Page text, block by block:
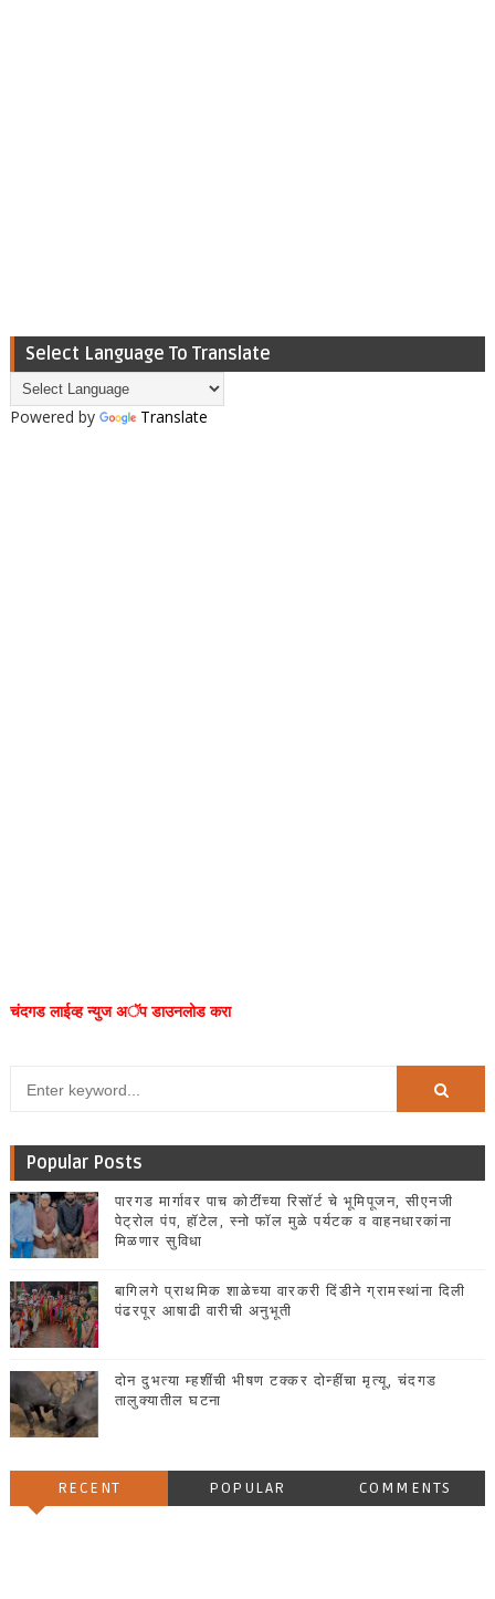
Select Language To Translate
Powered by Translate
चंदगड लाईव्ह न्युज अॅप डाउनलोड करा
Popular Posts
पारगड मार्गावर पाच कोटींच्या रिसॉर्ट चे भूमिपूजन, सीएनजी
पेट्रोल पंप, हॉटेल, स्नो फॉल मुळे पर्यटक व वाहनधारकांना
मिळणार सुविधा
बागिलगे प्राथमिक शाळेच्या वारकरी दिंडीने ग्रामस्थांना दिली
पंढरपूर आषाढी वारीची अनुभूती
दोन दुभत्या म्हशींची भीषण टक्कर दोन्हींचा मृत्यू, चंदगड
तालुक्यातील घटना
RECENT POPULAR COMMENTS